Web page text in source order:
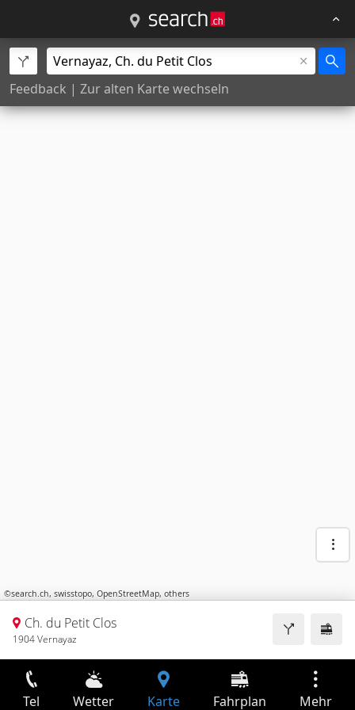
Feedback | Zur alten Karte wechseln
©search.ch, swisstopo, OpenStreetMap, others
Ch. du Petit Clos
1904 Vernayaz
Tel Wetter Karte Fahrplan Mehr